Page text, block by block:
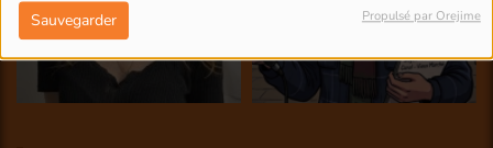
Sauvegarder Propulsé par Orejime